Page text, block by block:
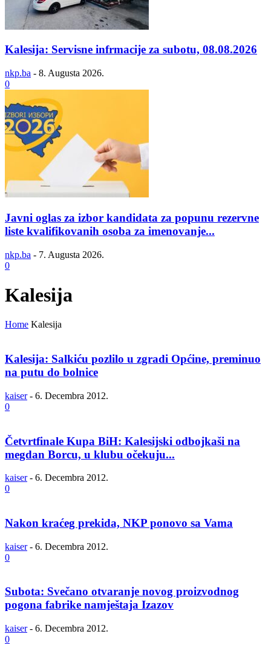
Kalesija: Servisne infrmacije za subotu, 08.08.2026
nkp.ba - 8. Augusta 2026.
0
Javni oglas za izbor kandidata za popunu rezervne
liste kvalifikovanih osoba za imenovanje...
nkp.ba - 7. Augusta 2026.
0
Kalesija
Home Kalesija
Kalesija: Salkiću pozlilo u zgradi Općine, preminuo
na putu do bolnice
kaiser - 6. Decembra 2012.
0
Četvrtfinale Kupa BiH: Kalesijski odbojkaši na
megdan Borcu, u klubu očekuju...
kaiser - 6. Decembra 2012.
0
Nakon kraćeg prekida, NKP ponovo sa Vama
kaiser - 6. Decembra 2012.
0
Subota: Svečano otvaranje novog proizvodnog
pogona fabrike namještaja Izazov
kaiser - 6. Decembra 2012.
0